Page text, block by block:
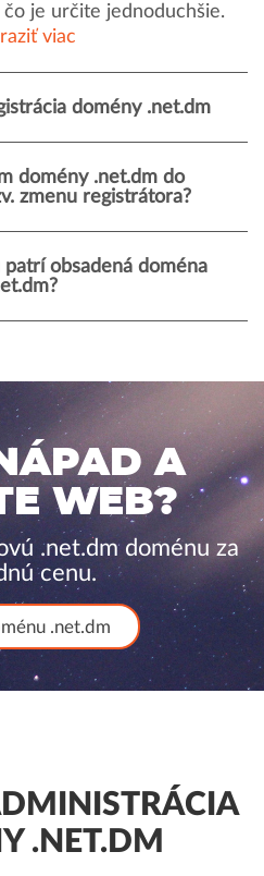
je určite jednoduchšie.
viac
domény .net.dm
domény .net.dm do
zmenu registrátora?
obsadená doména
A
WEB?
.net.dm doménu za
cenu.
.net.dm
.NET.DM